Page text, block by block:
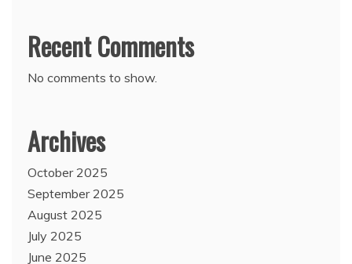
Recent Comments
No comments to show.
Archives
October 2025
September 2025
August 2025
July 2025
June 2025